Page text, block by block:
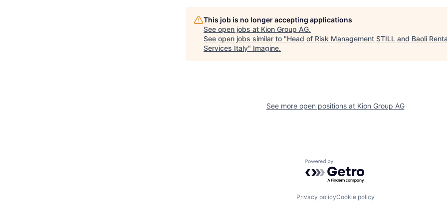
This job is no longer accepting applications
See open jobs at Kion Group AG.
See open jobs similar to "Head of Risk Management STILL and Baoli
Services Italy" Imagine.
See more open positions at Kion Group AG
Powered by Getro.com
Privacy policyCookie policy